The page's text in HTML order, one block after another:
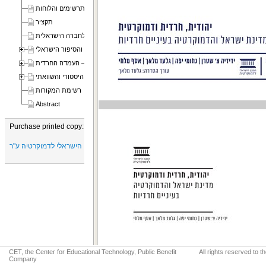
רשימת התרשימים והלוחות
תקציר
מבוא: "חרדים וערכים": אתגר קיומי לחברה הישראלית
שער א: החרדים והסיפור הישראלי
שער ב: ״יהודית ודמוקרטית" — העמדה החרדית
שער ג: סיכום ממבט היסטורי והשוואתי
רשימת המקורות
Abstract
Purchase printed copy:
CET, the Center for Educational Technology, Public Benefit
Company
All rights reserved to